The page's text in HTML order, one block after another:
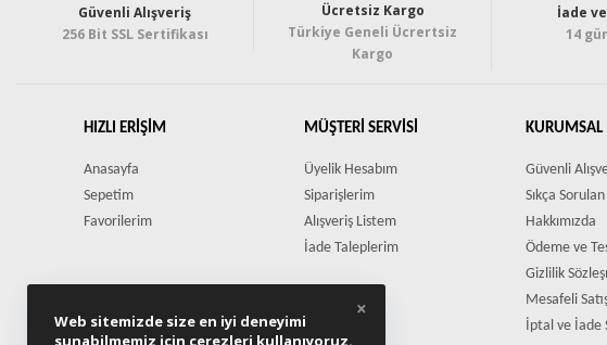
Güvenli Alışveriş
256 Bit SSL Sertifikası
Ücretsiz Kargo
Türkiye Geneli Ücrertsiz
Kargo
İade
14
HIZLI ERIŞIM
Anasayfa
Sepetim
Favorilerim
MÜŞTERI SERVISI
Üyelik Hesabım
Siparişlerim
Alışveriş Listem
İade Taleplerim
KURUMSAL
Güvenli
Sıkça
Hakkımızda
Ödeme ve
Gizlilik
Mesafeli
İptal ve İade
Web sitemizde size en iyi deneyimi
sunabilmemiz için çerezleri kullanıyoruz.
×